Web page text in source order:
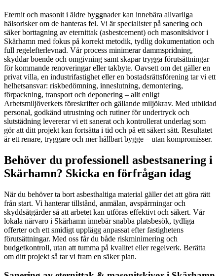
Eternit och masonit i äldre byggnader kan innebära allvarliga
hälsorisker om de hanteras fel. Vi är specialister på sanering och
säker borttagning av eternittak (asbestcement) och masonitskivor i
Skärhamn med fokus på korrekt metodik, tydlig dokumentation och
full regelefterlevnad. Vår process minimerar dammspridning,
skyddar boende och omgivning samt skapar trygga förutsättningar
för kommande renoveringar eller takbyte. Oavsett om det gäller en
privat villa, en industrifastighet eller en bostadsrättsförening tar vi ett
helhetsansvar: riskbedömning, inneslutning, demontering,
förpackning, transport och deponering – allt enligt
Arbetsmiljöverkets föreskrifter och gällande miljökrav. Med utbildad
personal, godkänd utrustning och rutiner för undertryck och
slutstädning levererar vi ett sanerat och kontrollerat underlag som
gör att ditt projekt kan fortsätta i tid och på ett säkert sätt. Resultatet
är ett renare, tryggare och mer hållbart bygge – utan kompromisser.
Behöver du professionell asbestsanering i
Skärhamn? Skicka en förfrågan idag
När du behöver ta bort asbesthaltiga material gäller det att göra rätt
från start. Vi hanterar tillstånd, anmälan, avspärrningar och
skyddsåtgärder så att arbetet kan utföras effektivt och säkert. Vår
lokala närvaro i Skärhamn innebär snabba platsbesök, tydliga
offerter och ett smidigt upplägg anpassat efter fastighetens
förutsättningar. Med oss får du både riskminimering och
budgetkontroll, utan att tumma på kvalitet eller regelverk. Berätta
om ditt projekt så tar vi fram en säker plan.